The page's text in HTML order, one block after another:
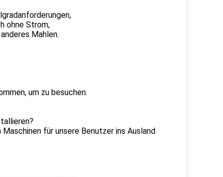
ohne Strom,
Mahlen.
um zu besuchen.
für unsere Benutzer ins Ausland